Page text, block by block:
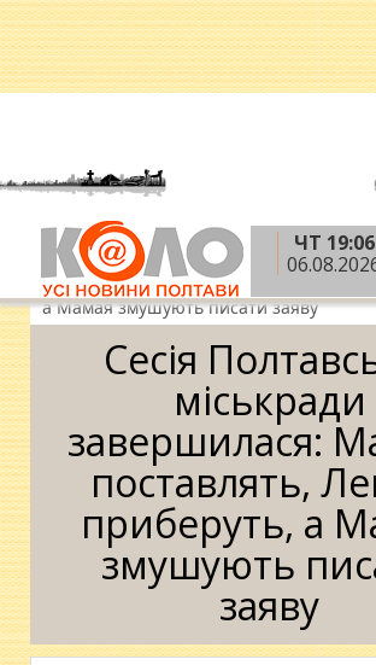
ЧТ 19:06
Головна » Новини »
Сесія
завершилася: Мазепу поставлять,
а Мамая змушують писати заяву
Сесія
міськради
завершилася:
поставлять,
приберуть, а
змушують
заяву